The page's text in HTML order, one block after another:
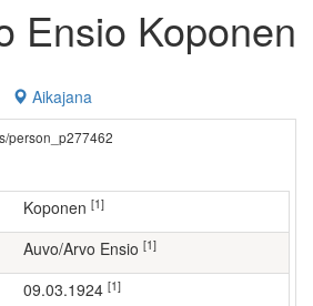
Ensio Koponen
Aikajana
person_p277462
Koponen [1]
Auvo/Arvo Ensio [1]
09.03.1924 [1]